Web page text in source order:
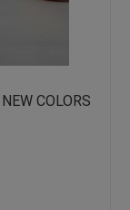
COLORS